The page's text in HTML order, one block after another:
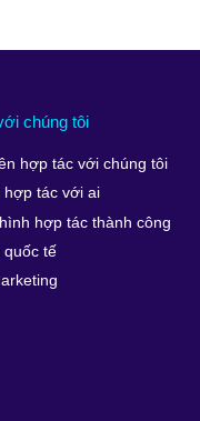
chúng tôi
hợp tác với chúng tôi
hợp tác với ai
hợp tác thành công
quốc tế